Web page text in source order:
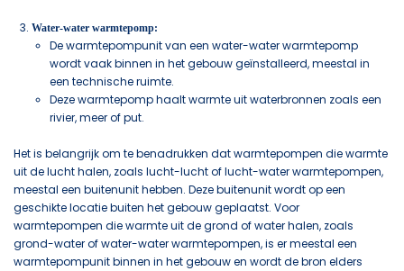
Water-water warmtepomp:
De warmtepompunit van een water-water warmtepomp
wordt vaak binnen in het gebouw geïnstalleerd, meestal in
een technische ruimte.
Deze warmtepomp haalt warmte uit waterbronnen zoals een
rivier, meer of put.
Het is belangrijk om te benadrukken dat warmtepompen die warmte
uit de lucht halen, zoals lucht-lucht of lucht-water warmtepompen,
meestal een buitenunit hebben. Deze buitenunit wordt op een
geschikte locatie buiten het gebouw geplaatst. Voor
warmtepompen die warmte uit de grond of water halen, zoals
grond-water of water-water warmtepompen, is er meestal een
warmtepompunit binnen in het gebouw en wordt de bron elders